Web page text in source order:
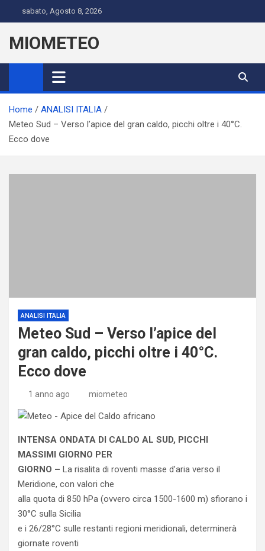
to
content
sabato, Agosto 8, 2026
MIOMETEO
Home
ANALISI ITALIA
Meteo Sud – Verso l’apice del gran caldo, picchi oltre i 40°C.
Ecco dove
ANALISI ITALIA
Meteo Sud – Verso l’apice del
gran caldo, picchi oltre i 40°C.
Ecco dove
1 anno ago miometeo
INTENSA ONDATA DI CALDO AL SUD, PICCHI
MASSIMI GIORNO PER
GIORNO – La risalita di roventi masse d’aria verso il
Meridione, con valori che
alla quota di 850 hPa (ovvero circa 1500-1600 m) sfiorano i
30°C sulla Sicilia
e i 26/28°C sulle restanti regioni meridionali, determinerà
giornate roventi